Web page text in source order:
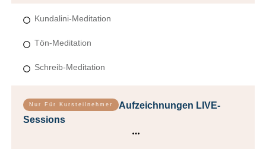
Kundalini-Meditation
Tön-Meditation
Schreib-Meditation
Nur Für Kursteilnehmer
Aufzeichnungen LIVE-
Sessions